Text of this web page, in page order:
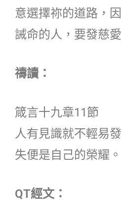
意選擇祢的道路，
誡命的人，要發慈
禱讀：
箴言十九章11節
人有見識就不輕易
失便是自己的榮耀。
QT經文：